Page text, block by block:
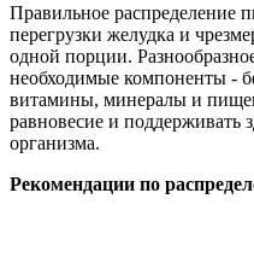
Правильное распределение
перегрузки желудка и
одной порции.
необходимые компоненты -
витамины, минералы и
равновесие и поддерживать
организма.
Рекомендации по